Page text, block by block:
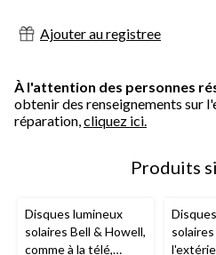
Ajouter au registree
À l'attention des personnes
obtenir des renseignements sur
réparation,cliquez ici.
Produits
Disques lumineux
solaires Bell & Howell,
comme à la télé,